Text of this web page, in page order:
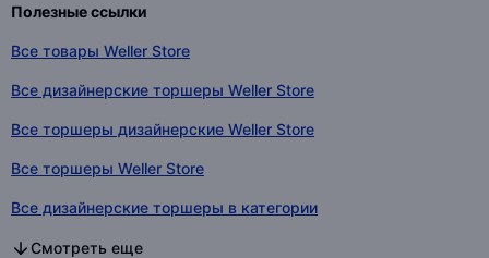
Полезные ссылки
Все товары Weller Store
Все дизайнерские торшеры Weller Store
Все торшеры дизайнерские Weller Store
Все торшеры Weller Store
Все дизайнерские торшеры в категории
Все торшеры дизайнерские в категории
Все торшеры в категории
Смотреть еще